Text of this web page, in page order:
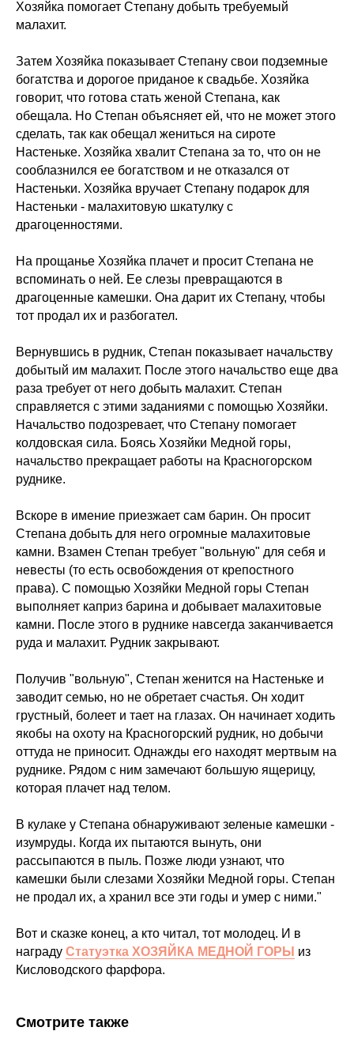
Хозяйка помогает Степану добыть требуемый
малахит.
Затем Хозяйка показывает Степану свои подземные
богатства и дорогое приданое к свадьбе. Хозяйка
говорит, что готова стать женой Степана, как
обещала. Но Степан объясняет ей, что не может этого
сделать, так как обещал жениться на сироте
Настеньке. Хозяйка хвалит Степана за то, что он не
сооблазнился ее богатством и не отказался от
Настеньки. Хозяйка вручает Степану подарок для
Настеньки - малахитовую шкатулку с
драгоценностями.
На прощанье Хозяйка плачет и просит Степана не
вспоминать о ней. Ее слезы превращаются в
драгоценные камешки. Она дарит их Степану, чтобы
тот продал их и разбогател.
Вернувшись в рудник, Степан показывает начальству
добытый им малахит. После этого начальство еще два
раза требует от него добыть малахит. Степан
справляется с этими заданиями с помощью Хозяйки.
Начальство подозревает, что Степану помогает
колдовская сила. Боясь Хозяйки Медной горы,
начальство прекращает работы на Красногорском
руднике.
Вскоре в имение приезжает сам барин. Он просит
Степана добыть для него огромные малахитовые
камни. Взамен Степан требует "вольную" для себя и
невесты (то есть освобождения от крепостного
права). С помощью Хозяйки Медной горы Степан
выполняет каприз барина и добывает малахитовые
камни. После этого в руднике навсегда заканчивается
руда и малахит. Рудник закрывают.
Получив "вольную", Степан женится на Настеньке и
заводит семью, но не обретает счастья. Он ходит
грустный, болеет и тает на глазах. Он начинает ходить
якобы на охоту на Красногорский рудник, но добычи
оттуда не приносит. Однажды его находят мертвым на
руднике. Рядом с ним замечают большую ящерицу,
которая плачет над телом.
В кулаке у Степана обнаруживают зеленые камешки -
изумруды. Когда их пытаются вынуть, они
рассыпаются в пыль. Позже люди узнают, что
камешки были слезами Хозяйки Медной горы. Степан
не продал их, а хранил все эти годы и умер с ними."
Вот и сказке конец, а кто читал, тот молодец. И в
награду Статуэтка ХОЗЯЙКА МЕДНОЙ ГОРЫ из
Кисловодского фарфора.
Смотрите также